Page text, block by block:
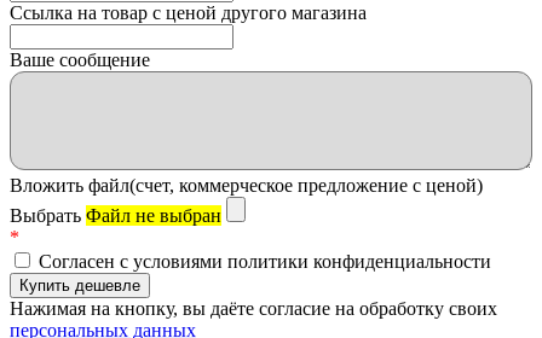
Ссылка на товар с ценой другого магазина
Ваше сообщение
Вложить файл(счет, коммерческое предложение с ценой)
Выбрать Файл не выбран
*
Согласен с условиями политики конфиденциальности
Нажимая на кнопку, вы даёте согласие на обработку своих
персональных данных